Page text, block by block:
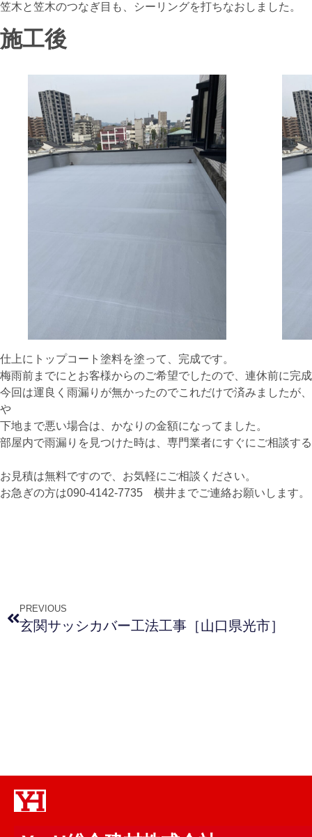
笠木と笠木のつなぎ目も、シーリングを打ちなおしました。
施工後
仕上にトップコート塗料を塗って、完成です。
梅雨前までにとお客様からのご希望でしたので、連休前に完
今回は運良く雨漏りが無かったのでこれだけで済みましたが
や
下地まで悪い場合は、かなりの金額になってました。
部屋内で雨漏りを見つけた時は、専門業者にすぐにご相談す
お見積は無料ですので、お気軽にご相談ください。
お急ぎの方は090-4142-7735 横井までご連絡お願いします。
PREVIOUS
玄関サッシカバー工法工事［山口県光市］